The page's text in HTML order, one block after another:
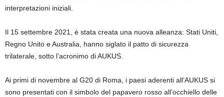
interpretazioni iniziali.
Il 15 settembre 2021, è stata creata una nuova alleanza: Stati Uniti,
Regno Unito e Australia, hanno siglato il patto di sicurezza
trilaterale , sotto l’acronimo di AUKUS
Ai primi di novembre al G20 di Roma,
i paesi aderenti all’AUKUS si
sono presentati con il simbolo del papavero rosso all’occhiello delle